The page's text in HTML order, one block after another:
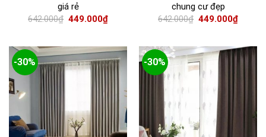
giá rẻ
642.000₫ 449.000₫
chung cư đẹp
642.000₫ 449.000₫
-30% -30%